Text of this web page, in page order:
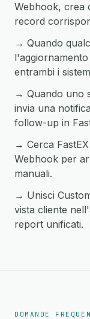
Webhook, crea
record
→ Quando
entrambi i
→ Quando uno
invia una
follow-up in
→ Cerca
Webhook per
manuali.
→ Unisci
vista cliente
report unificati.
DOMANDE